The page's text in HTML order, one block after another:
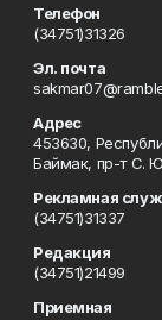
Телефон
(34751)31326
Эл. почта
Адрес
453630,
Баймак, пр-т С.
Рекламная
(34751)31337
Редакция
(34751)21499
Приемная